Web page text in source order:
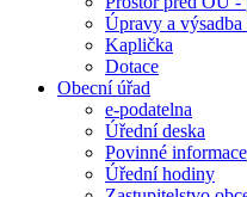
Úpravy a výsadba
Kaplička
Dotace
Obecní úřad
e-podatelna
Úřední deska
Povinné informace
Úřední hodiny